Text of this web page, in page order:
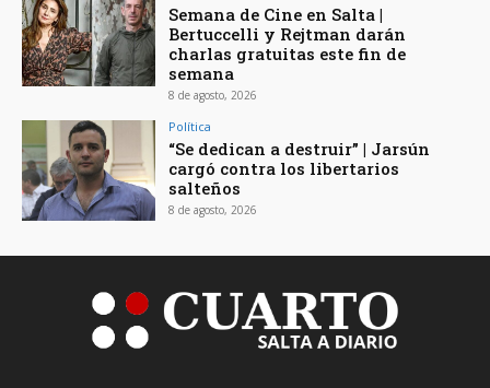
Semana de Cine en Salta |
Bertuccelli y Rejtman darán
charlas gratuitas este fin de
semana
8 de agosto, 2026
Política
“Se dedican a destruir” | Jarsún
cargó contra los libertarios
salteños
8 de agosto, 2026